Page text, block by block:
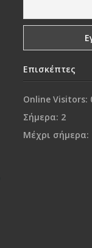
Επισκέπτες
Online Visitors:
Σήμερα: 2
Μέχρι σήμερα: